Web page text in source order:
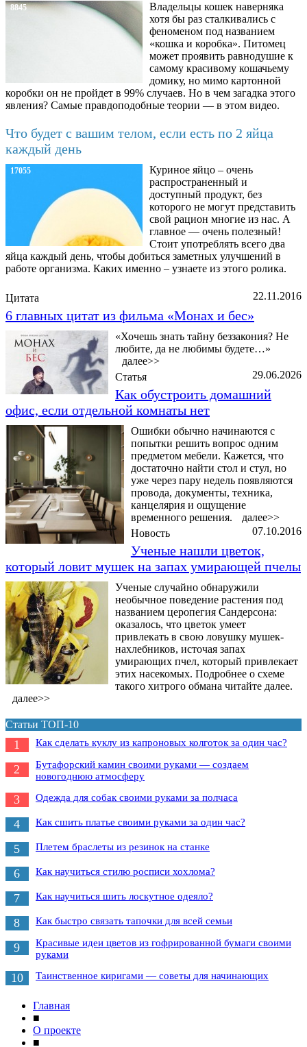
8845
Владельцы кошек наверняка
хотя бы раз сталкивались с
феноменом под названием
«кошка и коробка». Питомец
может проявить равнодушие к
самому красивому кошачьему
домику, но мимо картонной
коробки он не пройдет в 99% случаев. Но в чем загадка этого
явления? Самые правдоподобные теории — в этом видео.
Что будет с вашим телом, если есть по 2 яйца
каждый день
17055
Куриное яйцо – очень
распространенный и
доступный продукт, без
которого не могут представить
свой рацион многие из нас. А
главное — очень полезный!
Стоит употреблять всего два
яйца каждый день, чтобы добиться заметных улучшений в
работе организма. Каких именно – узнаете из этого ролика.
22.11.2016
Цитата
6 главных цитат из фильма «Монах и бес»
«Хочешь знать тайну беззакония? Не
любите, да не любимы будете…»
далее>>
29.06.2026
Статья
Как обустроить домашний
офис, если отдельной комнаты нет
Ошибки обычно начинаются с
попытки решить вопрос одним
предметом мебели. Кажется, что
достаточно найти стол и стул, но
уже через пару недель появляются
провода, документы, техника,
канцелярия и ощущение
временного решения.
далее>>
07.10.2016
Новость
Ученые нашли цветок,
который ловит мушек на запах умирающей пчелы
Ученые случайно обнаружили
необычное поведение растения под
названием церопегия Сандерсона:
оказалось, что цветок умеет
привлекать в свою ловушку мушек-
нахлебников, источая запах
умирающих пчел, который привлекает
этих насекомых. Подробнее о схеме
такого хитрого обмана читайте далее.
далее>>
Статьи ТОП-10
1 Как сделать куклу из капроновых колготок за один час?
2
Бутафорский камин своими руками — создаем
новогоднюю атмосферу
3 Одежда для собак своими руками за полчаса
4 Как сшить платье своими руками за один час?
5 Плетем браслеты из резинок на станке
6 Как научиться стилю росписи хохлома?
7 Как научиться шить лоскутное одеяло?
8 Как быстро связать тапочки для всей семьи
9
Красивые идеи цветов из гофрированной бумаги своими
руками
10 Таинственное киригами — советы для начинающих
Главная
■
О проекте
■